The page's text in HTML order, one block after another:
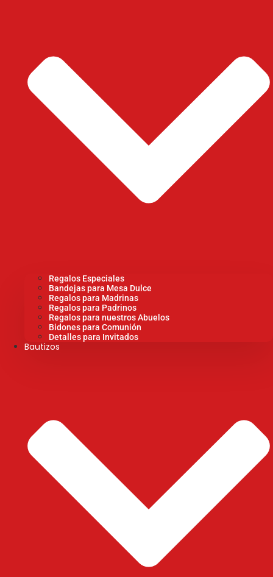
Regalos Especiales
Bandejas para Mesa Dulce
Regalos para Madrinas
Regalos para Padrinos
Regalos para nuestros Abuelos
Bidones para Comunión
Detalles para Invitados
Bautizos